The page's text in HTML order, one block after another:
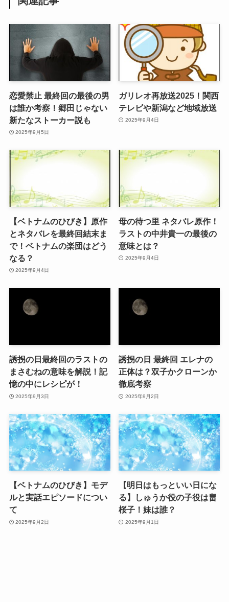
恋愛禁止 最終回の最後の男
は誰か考察！郷田じゃない
新たなストーカー説も
2025年9月5日
ガリレオ再放送2025！関西
テレビや新潟など地域放送
2025年9月4日
【ベトナムのひびき】原作
とネタバレを最終回結末ま
で！ベトナムの楽団はどう
なる？
2025年9月4日
母の待つ里 ネタバレ原作！
ラストの中井貴一の最後の
意味とは？
2025年9月4日
誘拐の日最終回のラストの
まさむねの意味を解説！記
憶の中にレシピが！
2025年9月3日
誘拐の日 最終回 エレナの
正体は？双子かクローンか
徹底考察
2025年9月2日
【ベトナムのひびき】モデ
ルと実話エピソードについ
て
2025年9月2日
【明日はもっといい日にな
る】しゅうか役の子役は畠
桜子！妹は誰？
2025年9月1日